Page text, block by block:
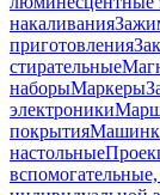
накаливания
приготовления
стирательные
наборыМаркеры
электроники
покрытия
настольные
вспомогательные,